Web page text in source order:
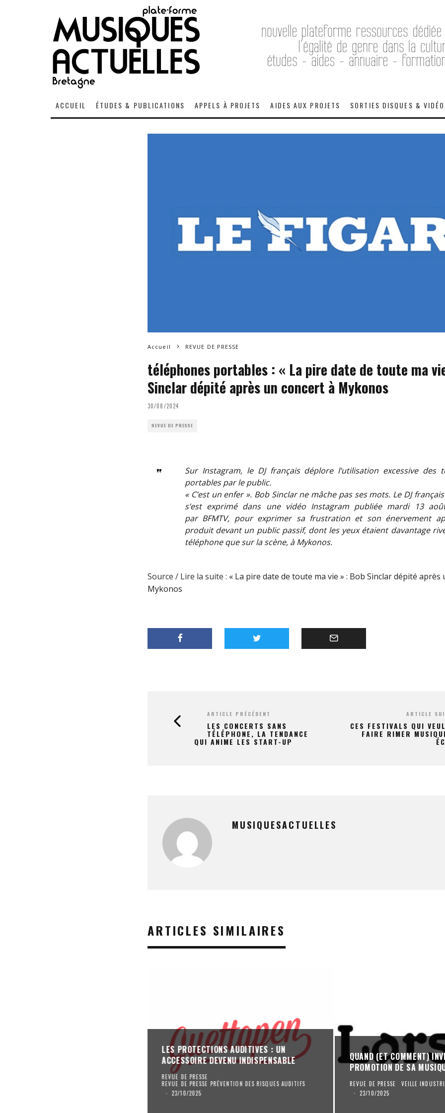
ACCUEIL ÉTUDES & PUBLICATIONS APPELS À PROJETS AIDES AUX PROJETS SORTIES DISQUES &
Accueil REVUE DE PRESSE
téléphones portables : « La pire date de toute ma
Sinclar dépité après un concert à Mykonos
30/08/2024
REVUE DE PRESSE
Sur Instagram, le DJ français déplore l’utilisation excessive des
portables par le public.
« C’est un enfer ». Bob Sinclar ne mâche pas ses mots. Le DJ
s’est exprimé dans une vidéo Instagram publiée mardi 13
par BFMTV, pour exprimer sa frustration et son énervement
produit devant un public passif, dont les yeux étaient davantage
téléphone que sur la scène, à Mykonos.
Source / Lire la suite : « La pire date de toute ma vie » : Bob Sinclar dépité après
Mykonos
ARTICLE PRÉCÉDENT
LES CONCERTS SANS
TÉLÉPHONE, LA TENDANCE
QUI ANIME LES START-UP
ARTICLE
CES FESTIVALS QUI
FAIRE RIMER
MUSIQUESACTUELLES
ARTICLES SIMILAIRES
LES PROTECTIONS AUDITIVES : UN
ACCESSOIRE DEVENU INDISPENSABLE
REVUE DE PRESSE
REVUE DE PRESSE PRÉVENTION DES RISQUES AUDITIFS
· 23/10/2025
QUAND (ET COMMENT)
PROMOTION DE SA
REVUE DE PRESSE
VEILLE
·
23/10/2025